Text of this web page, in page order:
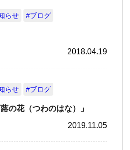
らせ #ブログ
2018.04.19
らせ #ブログ
蕗の花（つわのはな）」
2019.11.05